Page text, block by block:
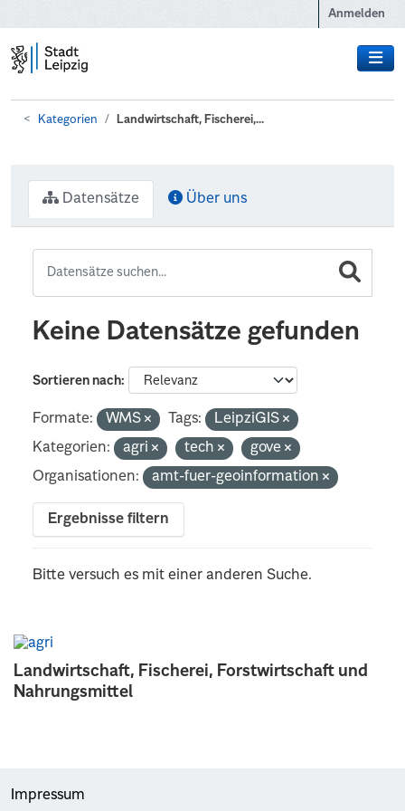
Anmelden
Kategorien Landwirtschaft, Fischerei,...
Landwirtschaft, Fischerei, Forstwirtschaft und
Nahrungsmittel
Datensätze Über uns
Keine Datensätze gefunden
Sortieren nach
Formate: WMS Tags:
LeipziGIS
Kategorien:
agri tech
gove
Organisationen:
amt-fuer-geoinformation
Ergebnisse filtern
Bitte versuch es mit einer anderen Suche.
Impressum